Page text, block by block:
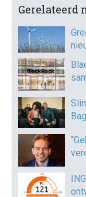
Gerelateerd